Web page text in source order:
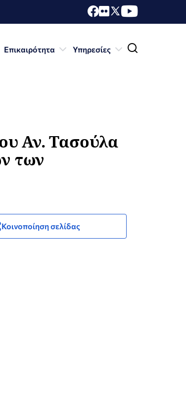
Επικαιρότητα Υπηρεσίες
Αν. Τασούλα
των
Κοινοποίηση σελίδας